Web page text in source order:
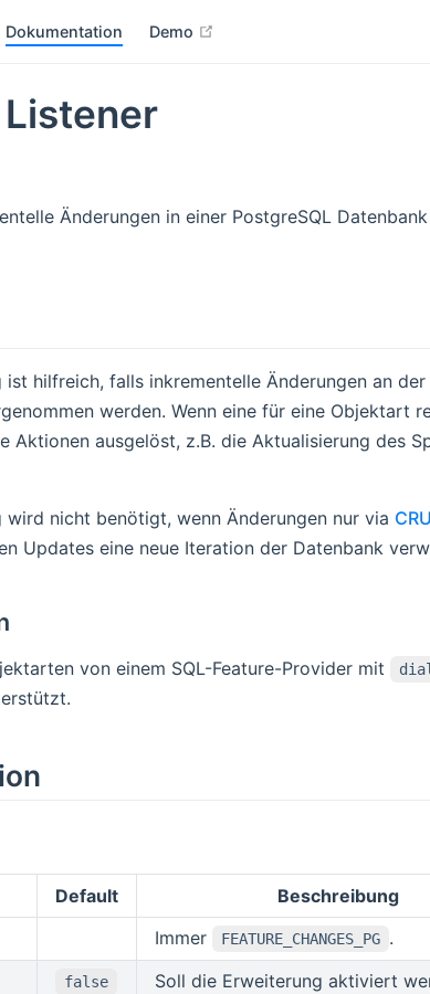
Dokumentation Demo
Änderungen in einer PostgreSQL
ist hilfreich, falls inkrementelle Änderungen an
werden. Wenn eine für eine Objektart
Aktionen ausgelöst, z.B. die Aktualisierung des
wird nicht benötigt, wenn Änderungen nur via
Updates eine neue Iteration der Datenbank
von einem SQL-Feature-Provider mit
Default Beschreibung
Immer FEATURE_CHANGES_PG .
false Soll die Erweiterung aktiviert